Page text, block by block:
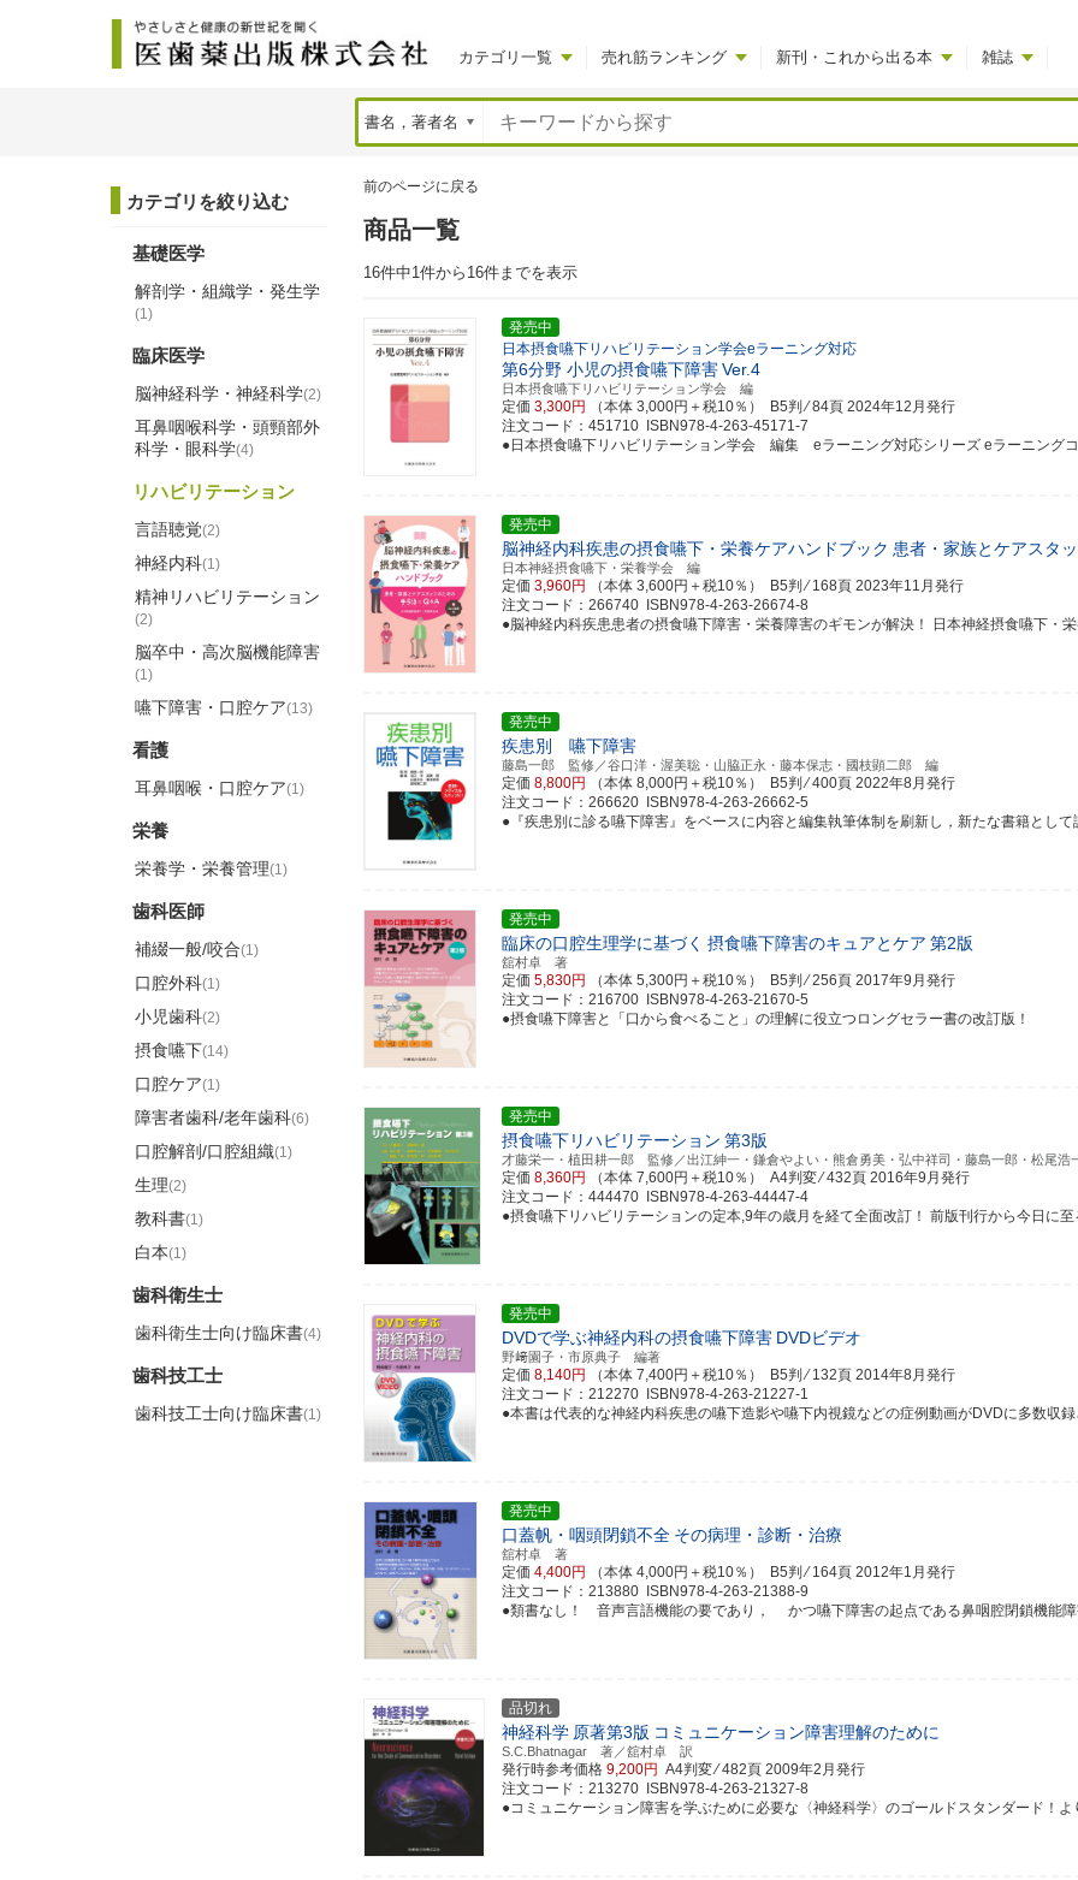
カテゴリ一覧 売れ筋ランキング 新刊・これから出る本 雑誌
前のページに戻る
商品一覧
16件中1件から16件までを表示
発売中
日本摂食嚥下リハビリテーション学会eラーニング対応
第6分野 小児の摂食嚥下障害Ver.4
日本摂食嚥下リハビリテーション学会 編
定価 3,300円 （本体 3,000円＋税10％） B5判 ⁄ 84頁 2024年12月発行
注文コード：451710 ISBN978-4-263-45171-7
●日本摂食嚥下リハビリテーション学会 編集 eラーニング対応シリーズ eラーニング
発売中
脳神経内科疾患の摂食嚥下・栄養ケアハンドブック 患者・家族とケアスタ
日本神経摂食嚥下・栄養学会 編
定価 3,960円 （本体 3,600円＋税10％） B5判 ⁄ 168頁 2023年11月発行
注文コード：266740 ISBN978-4-263-26674-8
●脳神経内科疾患患者の摂食嚥下障害・栄養障害のギモンが解決！ 日本神経摂食嚥下・
発売中
疾患別 嚥下障害
藤島一郎 監修／谷口洋・渥美聡・山脇正永・藤本保志・國枝顕二郎 編
定価 8,800円 （本体 8,000円＋税10％） B5判 ⁄ 400頁 2022年8月発行
注文コード：266620 ISBN978-4-263-26662-5
●『疾患別に診る嚥下障害』をベースに内容と編集執筆体制を刷新し，新たな書籍として
発売中
臨床の口腔生理学に基づく 摂食嚥下障害のキュアとケア 第2版
舘村卓 著
定価 5,830円 （本体 5,300円＋税10％） B5判 ⁄ 256頁 2017年9月発行
注文コード：216700 ISBN978-4-263-21670-5
●摂食嚥下障害と「口から食べること」の理解に役立つロングセラー書の改訂版！
発売中
摂食嚥下リハビリテーション 第3版
才藤栄一・植田耕一郎 監修／出江紳一・鎌倉やよい・熊倉勇美・弘中祥司・藤島一郎・松尾
定価 8,360円 （本体 7,600円＋税10％） A4判変 ⁄ 432頁 2016年9月発行
注文コード：444470 ISBN978-4-263-44447-4
●摂食嚥下リハビリテーションの定本,9年の歳月を経て全面改訂！ 前版刊行から今日に
発売中
DVDで学ぶ神経内科の摂食嚥下障害 DVDビデオ
野﨑園子・市原典子 編著
定価 8,140円 （本体 7,400円＋税10％） B5判 ⁄ 132頁 2014年8月発行
注文コード：212270 ISBN978-4-263-21227-1
●本書は代表的な神経内科疾患の嚥下造影や嚥下内視鏡などの症例動画がDVDに多数収
発売中
口蓋帆・咽頭閉鎖不全 その病理・診断・治療
舘村卓 著
定価 4,400円 （本体 4,000円＋税10％） B5判 ⁄ 164頁 2012年1月発行
注文コード：213880 ISBN978-4-263-21388-9
●類書なし！ 音声言語機能の要であり， かつ嚥下障害の起点である鼻咽腔閉鎖機能障
品切れ
神経科学 原著第3版 コミュニケーション障害理解のために
S.C.Bhatnagar 著／舘村卓 訳
発行時参考価格 9,200円 A4判変 ⁄ 482頁 2009年2月発行
注文コード：213270 ISBN978-4-263-21327-8
●コミュニケーション障害を学ぶために必要な〈神経科学〉のゴールドスタンダード！よ
カテゴリを絞り込む
基礎医学
解剖学・組織学・発生学
(1)
臨床医学
脳神経科学・神経科学(2)
耳鼻咽喉科学・頭頸部外
科学・眼科学(4)
リハビリテーション
言語聴覚(2)
神経内科(1)
精神リハビリテーション
(2)
脳卒中・高次脳機能障害
(1)
嚥下障害・口腔ケア(13)
看護
耳鼻咽喉・口腔ケア(1)
栄養
栄養学・栄養管理(1)
歯科医師
補綴一般/咬合(1)
口腔外科(1)
小児歯科(2)
摂食嚥下(14)
口腔ケア(1)
障害者歯科/老年歯科(6)
口腔解剖/口腔組織(1)
生理(2)
教科書(1)
白本(1)
歯科衛生士
歯科衛生士向け臨床書(4)
歯科技工士
歯科技工士向け臨床書(1)